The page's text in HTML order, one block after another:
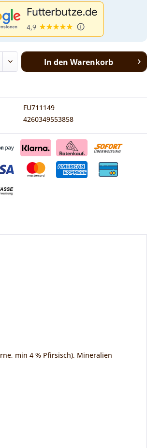
In den Warenkorb
FU711149
4260349553858
min 4 % Pfirsisch), Mineralien